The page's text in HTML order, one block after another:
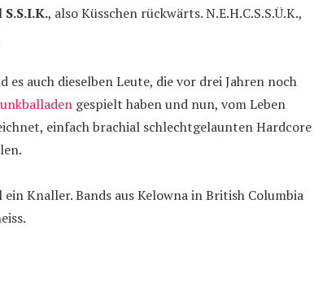
S.S.I.K., also Küsschen rückwärts. N.E.H.C.S.S.Ü.K.,
es auch dieselben Leute, die vor drei Jahren noch
gespielt haben und nun, vom Leben
einfach brachial schlechtgelaunten Hardcore
Knaller. Bands aus Kelowna in British Columbia